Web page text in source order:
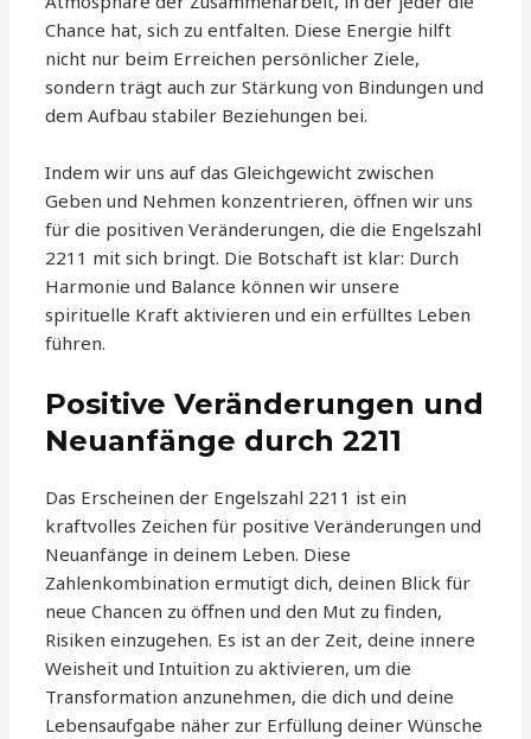
Chance hat, sich zu entfalten. Diese Energie hilft
nicht nur beim Erreichen persönlicher Ziele,
sondern trägt auch zur Stärkung von Bindungen und
dem Aufbau stabiler Beziehungen bei.
Indem wir uns auf das Gleichgewicht zwischen
Geben und Nehmen konzentrieren, öffnen wir uns
für die positiven Veränderungen, die die Engelszahl
2211 mit sich bringt. Die Botschaft ist klar: Durch
Harmonie und Balance können wir unsere
spirituelle Kraft aktivieren und ein erfülltes Leben
führen.
Positive Veränderungen und
Neuanfänge durch 2211
Das Erscheinen der Engelszahl 2211 ist ein
kraftvolles Zeichen für positive Veränderungen und
Neuanfänge in deinem Leben. Diese
Zahlenkombination ermutigt dich, deinen Blick für
neue Chancen zu öffnen und den Mut zu finden,
Risiken einzugehen. Es ist an der Zeit, deine innere
Weisheit und Intuition zu aktivieren, um die
Transformation anzunehmen, die dich und deine
Lebensaufgabe näher zur Erfüllung deiner Wünsche